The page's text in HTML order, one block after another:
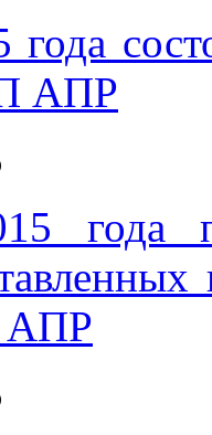
года
АПР
года